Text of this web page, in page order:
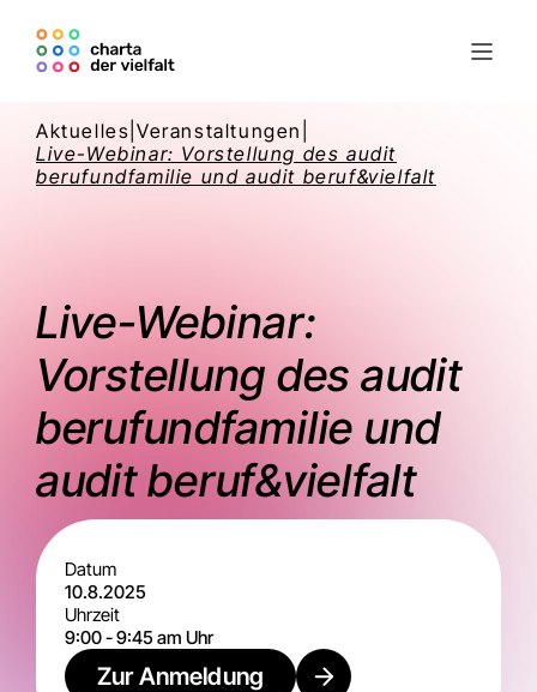
Aktuelles |Veranstaltungen
Live-Webinar: Vorstellung des audit
berufundfamilie und audit beruf&vielfalt
Live-Webinar:
Vorstellung des audit
berufundfamilie und
audit beruf&vielfalt
Datum
10.8.2025
Uhrzeit
9:00-9:45 am Uhr
Zur Anmeldung